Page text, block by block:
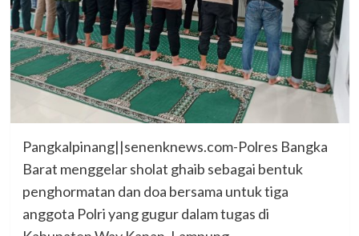
Pangkalpinang||senenknews.com-Polres Bangka
Barat menggelar sholat ghaib sebagai bentuk
penghormatan dan doa bersama untuk tiga
anggota Polri yang gugur dalam tugas di